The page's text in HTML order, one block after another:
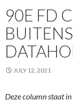
90E FD
JULY 12, 2021
Deze column staat